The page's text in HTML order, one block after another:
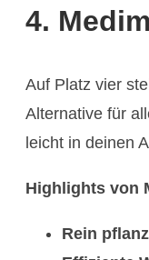
4.
Auf Platz vier
Alternative für
leicht in deinen
Highlights von
Rein